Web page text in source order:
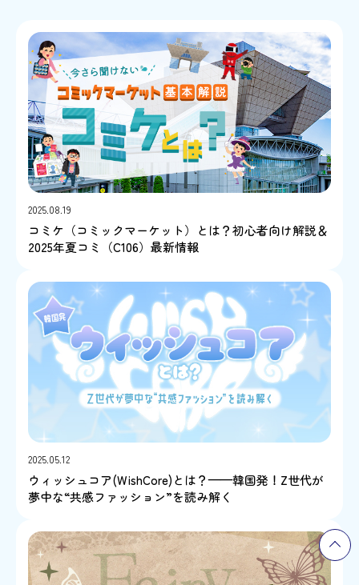
2025.08.19
コミケ（コミックマーケット）とは？初心者向け解説＆
2025年夏コミ（C106）最新情報
2025.05.12
ウィッシュコア(WishCore)とは？——韓国発！Z世代が
夢中な“共感ファッション”を読み解く